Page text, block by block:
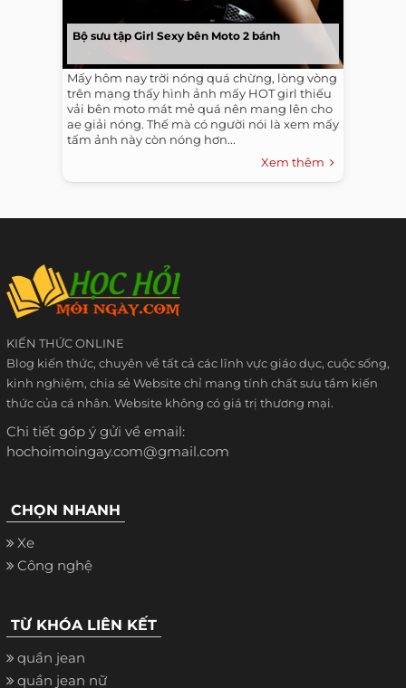
Bộ sưu tập Girl Sexy bên Moto 2 bánh
Mấy hôm nay trời nóng quá chừng, lòng vòng
trên mạng thấy hình ảnh mấy HOT girl thiếu
vải bên moto mát mẻ quá nên mang lên cho
ae giải nóng. Thế mà có người nói là xem mấy
tấm ảnh này còn nóng hơn...
Xem thêm
KIẾN THỨC ONLINE
Blog kiến thức, chuyên về tất cả các lĩnh vực giáo dục, cuộc sống,
kinh nghiệm, chia sẻ Website chỉ mang tính chất sưu tầm kiến
thức của cá nhân. Website không có giá trị thương mại.
Chi tiết góp ý gửi về email:
hochoimoingay.com@gmail.com
CHỌN NHANH
Xe
Công nghệ
TỪ KHÓA LIÊN KẾT
quần jean
quần jean nữ